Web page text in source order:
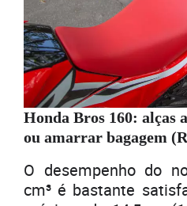
Honda Bros 160: alças
ou amarrar bagagem
O desempenho do
cm³ é bastante